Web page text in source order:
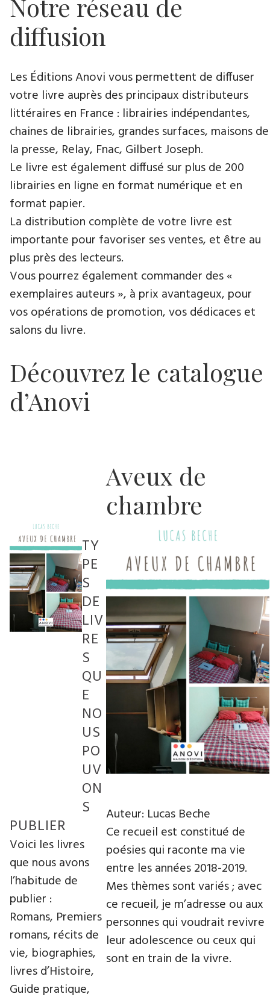
Notre réseau de
diffusion
Les Éditions Anovi vous permettent de diffuser
votre livre auprès des principaux distributeurs
littéraires en France : librairies indépendantes,
chaines de librairies, grandes surfaces, maisons de
la presse, Relay, Fnac, Gilbert Joseph.
Le livre est également diffusé sur plus de 200
librairies en ligne en format numérique et en
format papier.
La distribution complète de votre livre est
importante pour favoriser ses ventes, et être au
plus près des lecteurs.
Vous pourrez également commander des «
exemplaires auteurs », à prix avantageux, pour
vos opérations de promotion, vos dédicaces et
salons du livre.
Découvrez le catalogue
d’Anovi
Aveux de
chambre
Auteur: Lucas Beche
Ce recueil est constitué de
poésies qui raconte ma vie
entre les années 2018-2019.
Mes thèmes sont variés ; avec
ce recueil, je m’adresse ou aux
personnes qui voudrait revivre
leur adolescence ou ceux qui
sont en train de la vivre.
TY
PE
S
DE
LIV
RE
S
QU
E
NO
US
PO
UV
ON
S
PUBLIER
Voici les livres
que nous avons
l’habitude de
publier :
Romans, Premiers
romans, récits de
vie, biographies,
livres d’Histoire,
Guide pratique,